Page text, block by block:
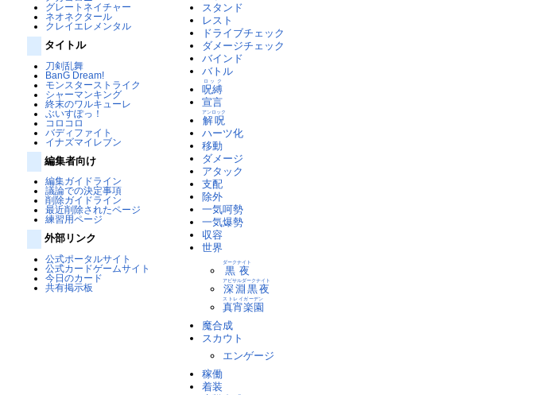
グレートネイチャー
ネオネクタール
クレイエレメンタル
タイトル
刀剣乱舞
BanG Dream!
モンスターストライク
シャーマンキング
終末のワルキューレ
ぶいすぽっ！
コロコロ
バディファイト
イナズマイレブン
編集者向け
編集ガイドライン
議論での決定事項
削除ガイドライン
最近削除されたページ
練習用ページ
外部リンク
公式ポータルサイト
公式カードゲームサイト
今日のカード
共有掲示板
スタンド
レスト
ドライブチェック
ダメージチェック
バインド
バトル
呪縛
ロック
宣言
解呪
アンロック
ハーツ化
移動
ダメージ
アタック
支配
除外
一気呵勢
一気爆勢
収容
世界
黒夜
ダークナイト
深淵黒夜
アビサルダークナイト
真宵楽園
ストレイガーデン
魔合成
スカウト
エンゲージ
稼働
着装